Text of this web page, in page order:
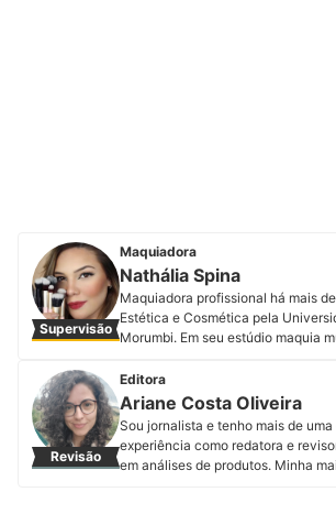
Supervisão
Maquiadora
Nathália Spina
Maquiadora profissional há mais
Estética e Cosmética pela
Morumbi. Em seu estúdio maquia
cursos de automaquiagem e
redes sociais para ensinar
natural e elevar a imagem.
pelo Instagram e Youtube.
Perfil de Nathália Spina
Revisão
Editora
Ariane Costa Oliveira
Sou jornalista e tenho mais de
experiência como redatora e
em análises de produtos. Minha